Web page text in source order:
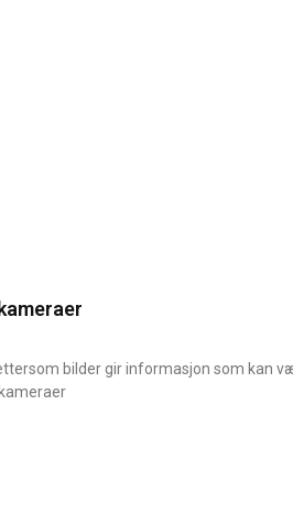
bilder gir informasjon som kan